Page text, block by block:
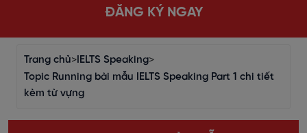
ĐĂNG KÝ NGAY
Trang chủ> IELTS Speaking>
Topic Running bài mẫu IELTS Speaking Part 1 chi tiết
kèm từ vựng